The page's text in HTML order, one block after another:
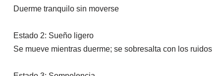
Duerme tranquilo sin moverse
Estado 2: Sueño ligero
Se mueve mientras duerme; se sobresalta con los ruidos